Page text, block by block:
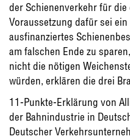
der Schienenverkehr für
Voraussetzung dafür sei
ausfinanziertes
am falschen Ende zu
nicht die nötigen
würden, erklären die drei
11-Punkte-Erklärung von
der Bahnindustrie in
Deutscher